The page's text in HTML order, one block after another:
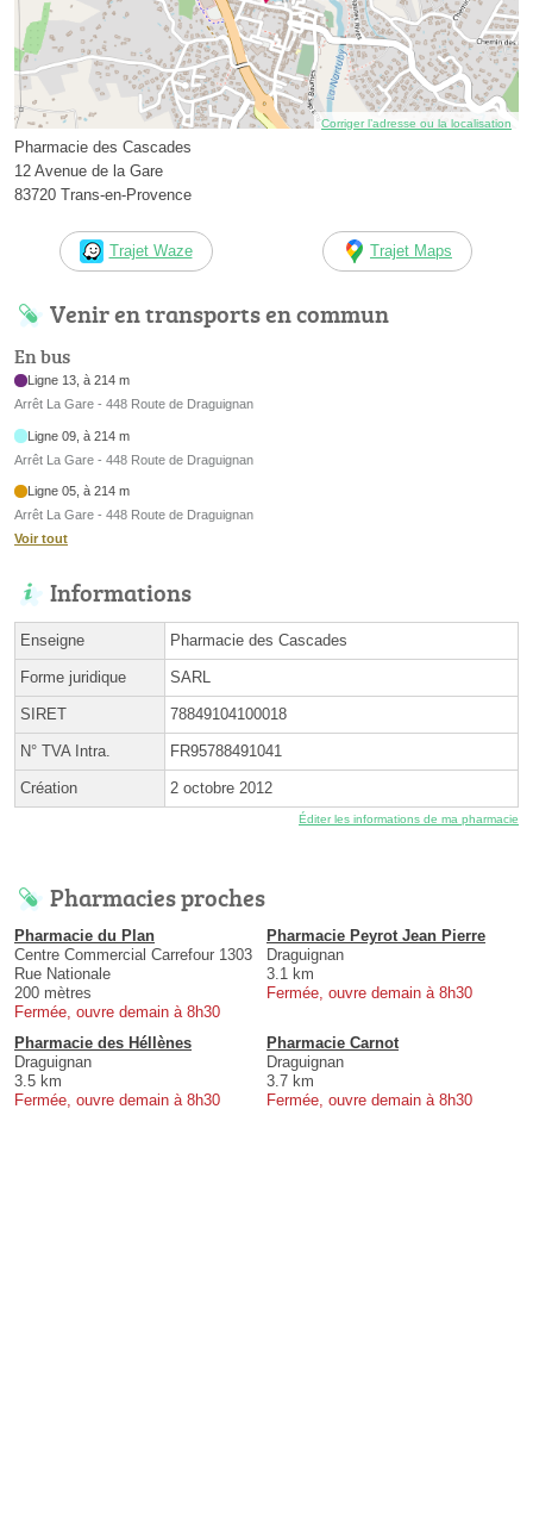
Corriger l’adresse ou la localisation
Pharmacie des Cascades
12 Avenue de la Gare
83720 Trans-en-Provence
Trajet Waze Trajet Maps
Venir en transports en commun
En bus
Ligne 13, à 214 m
Arrêt La Gare - 448 Route de Draguignan
Ligne 09, à 214 m
Arrêt La Gare - 448 Route de Draguignan
Ligne 05, à 214 m
Arrêt La Gare - 448 Route de Draguignan
Voir tout
Informations
Enseigne Pharmacie des Cascades
Forme juridique SARL
SIRET 78849104100018
N° TVA Intra. FR95788491041
Création 2 octobre 2012
Éditer les informations de ma pharmacie
Pharmacies proches
Pharmacie du Plan
Centre Commercial Carrefour 1303
Rue Nationale
200 mètres
Fermée, ouvre demain à 8h30
Pharmacie Peyrot Jean Pierre
Draguignan
3.1 km
Fermée, ouvre demain à 8h30
Pharmacie des Héllènes
Draguignan
3.5 km
Fermée, ouvre demain à 8h30
Pharmacie Carnot
Draguignan
3.7 km
Fermée, ouvre demain à 8h30